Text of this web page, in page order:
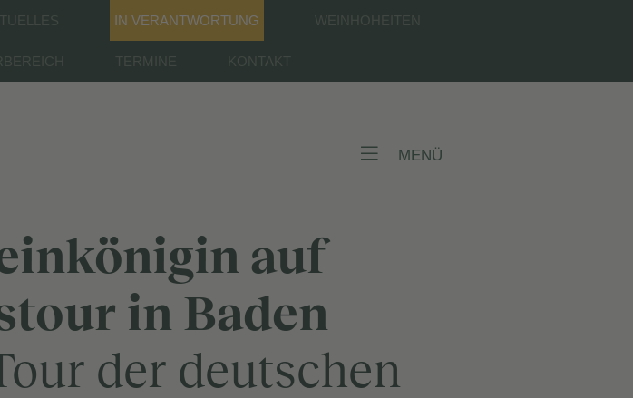
IN VERANTWORTUNG WEINHOHEITEN
TERMINE KONTAKT
MENÜ
auf
in Baden
der deutschen